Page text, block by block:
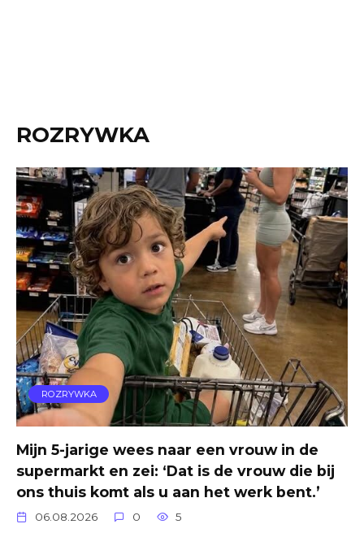
ROZRYWKA
ROZRYWKA
Mijn 5-jarige wees naar een vrouw in de
supermarkt en zei: ‘Dat is de vrouw die bij
ons thuis komt als u aan het werk bent.’
06.08.2026 0 5